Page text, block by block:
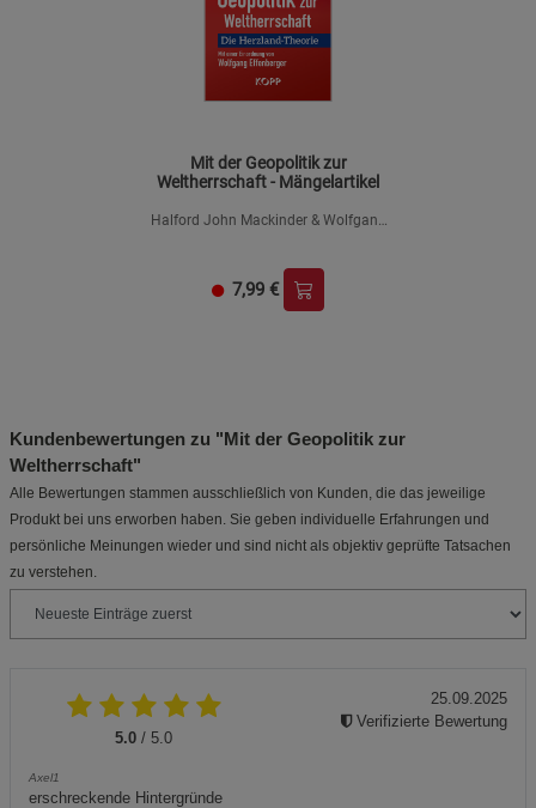
Mit der Geopolitik zur
Weltherrschaft - Mängelartikel
Halford John Mackinder & Wolfgang
7,99 €
Kundenbewertungen zu "Mit der Geopolitik zur
Weltherrschaft"
Alle Bewertungen stammen ausschließlich von Kunden, die das jeweilige
Produkt bei uns erworben haben. Sie geben individuelle Erfahrungen und
persönliche Meinungen wieder und sind nicht als objektiv geprüfte Tatsachen
zu verstehen.
5.0 / 5.0
Axel1
erschreckende Hintergründe
25.09.2025
Verifizierte Bewertung